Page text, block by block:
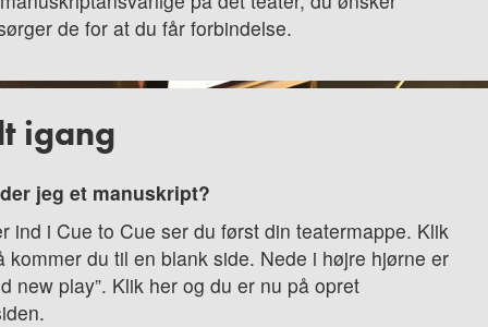
de for at du får forbindelse.
igang
jeg et manuskript?
ind i Cue to Cue ser du først din teatermappe. Klik
kommer du til en blank side. Nede i højre hjørne er
new play”. Klik her og du er nu på opret